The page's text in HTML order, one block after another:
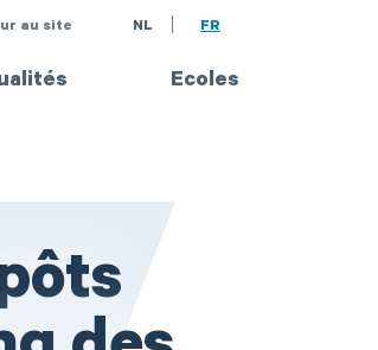
au site NL FR
Ecoles